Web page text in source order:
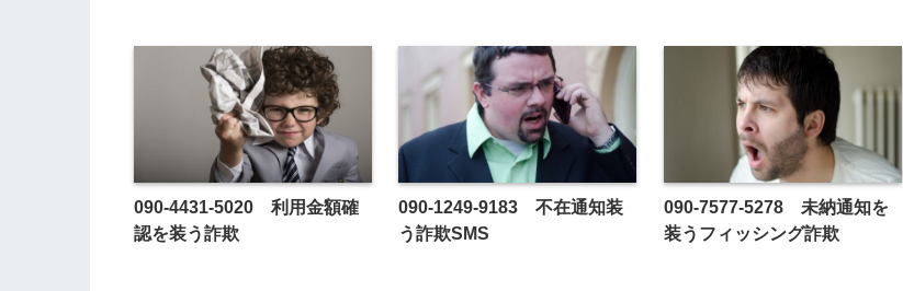
090-4431-5020 利用金額確
認を装う詐欺
090-1249-9183 不在通知装
う詐欺SMS
090-7577-5278 未納通知を
装うフィッシング詐欺